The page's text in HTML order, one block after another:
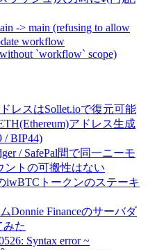
-> main (refusing to allow
workflow
`workflow` scope)
レスはSollet.ioで復元可能
アドレス生成
/ BIP44)
/ SafePal間で同一ニーモ
ントの可搬性はない
iwBTCトークンのステーキ
Donnie Financeのサーバダ
みた
Syntax error ~